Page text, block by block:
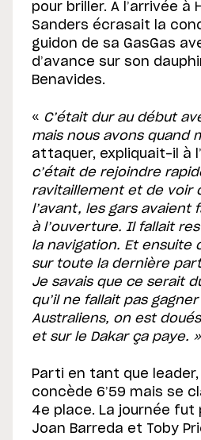
pour briller. A l’arrivée à
Sanders écrasait la
guidon de sa GasGas
d’avance sur son
Benavides.
« C’était dur au début
mais nous avons quand
attaquer, expliquait-il à
c’était de rejoindre
ravitaillement et de voir
l’avant, les gars avaient
à l’ouverture. Il fallait
la navigation. Et ensuite
sur toute la dernière
Je savais que ce serait
qu’il ne fallait pas
Australiens, on est
et sur le Dakar ça paye. »
Parti en tant que leader,
concède 6’59 mais se
4e place. La journée
Joan Barreda et Toby